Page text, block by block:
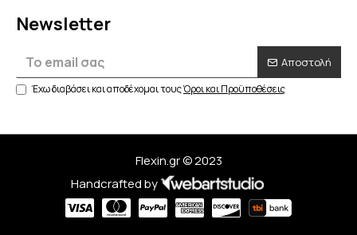
Newsletter
Αποστολή
Έχω διαβάσει και αποδέχομαι τουςΌροι και Προϋποθέσεις
Flexin.gr © 2023
Handcrafted by